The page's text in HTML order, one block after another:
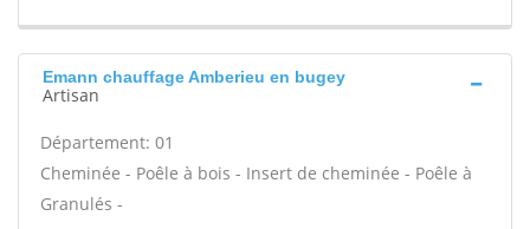
Emann chauffage Amberieu en bugey
Artisan
Département: 01
Cheminée - Poêle à bois - Insert de cheminée - Poêle à
Granulés -